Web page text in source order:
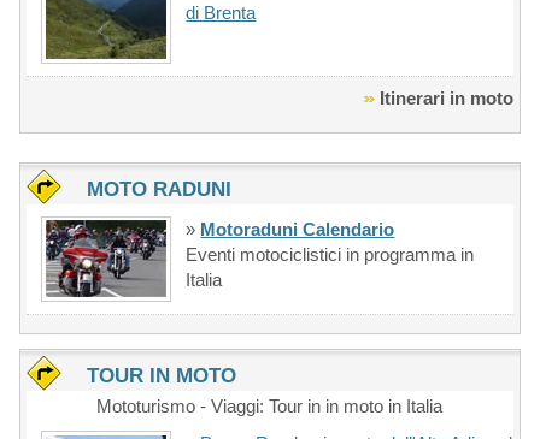
di Brenta
Itinerari in moto
MOTO RADUNI
» Motoraduni Calendario
Eventi motociclistici in programma in
Italia
TOUR IN MOTO
Mototurismo - Viaggi: Tour in in moto in Italia